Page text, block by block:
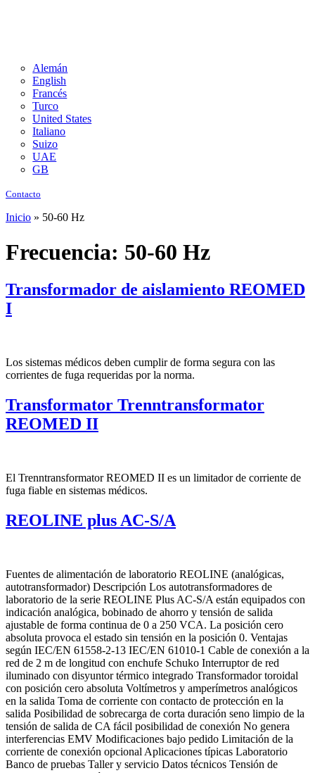
Alemán
English
Francés
Turco
United States
Italiano
Suizo
UAE
GB
Contacto
Inicio » 50-60 Hz
Frecuencia: 50-60 Hz
Transformador de aislamiento REOMED
I
Los sistemas médicos deben cumplir de forma segura con las
corrientes de fuga requeridas por la norma.
Transformator Trenntransformator
REOMED II
El Trenntransformator REOMED II es un limitador de corriente de
fuga fiable en sistemas médicos.
REOLINE plus AC-S/A
Fuentes de alimentación de laboratorio REOLINE (analógicas,
autotransformador) Descripción Los autotransformadores de
laboratorio de la serie REOLINE Plus AC-S/A están equipados con
indicación analógica, bobinado de ahorro y tensión de salida
ajustable de forma continua de 0 a 250 VCA. La posición cero
absoluta provoca el estado sin tensión en la posición 0. Ventajas
según IEC/EN 61558-2-13 IEC/EN 61010-1 Cable de conexión a la
red de 2 m de longitud con enchufe Schuko Interruptor de red
iluminado con disyuntor térmico integrado Transformador toroidal
con posición cero absoluta Voltímetros y amperímetros analógicos
en la salida Toma de corriente con contacto de protección en la
salida Posibilidad de sobrecarga de corta duración seno limpio de la
tensión de salida de CA fácil posibilidad de conexión No genera
interferencias EMV Modificaciones bajo pedido Limitación de la
corriente de conexión opcional Aplicaciones típicas Laboratorio
Banco de pruebas Taller y servicio Datos técnicos Tensión de